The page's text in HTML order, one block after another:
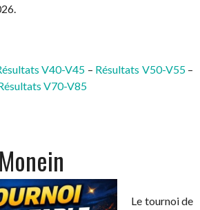
V40-V45 – Résultats V50-V55–
V70-V85
Le tournoi de